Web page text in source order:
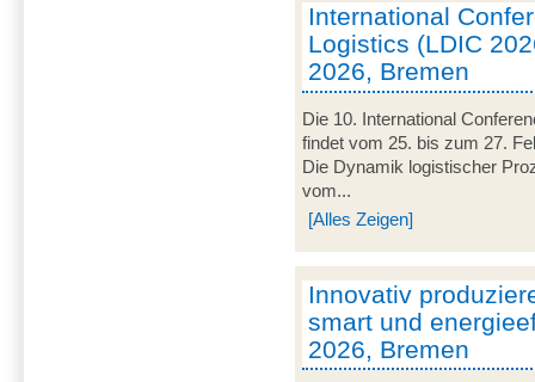
International
Logistics (LDIC
2026, Bremen
Die 10. International
findet vom 25. bis zum 27.
Die Dynamik logistischer
vom...
[Alles Zeigen]
Innovativ
smart und
2026, Bremen